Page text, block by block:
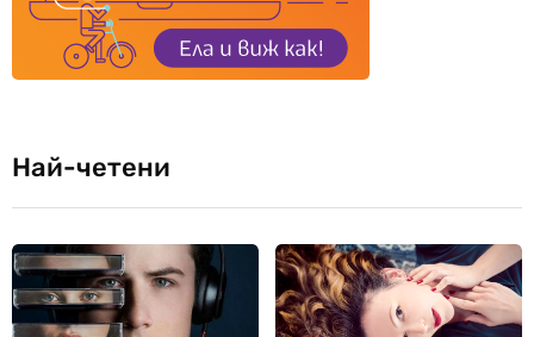
Най-четени